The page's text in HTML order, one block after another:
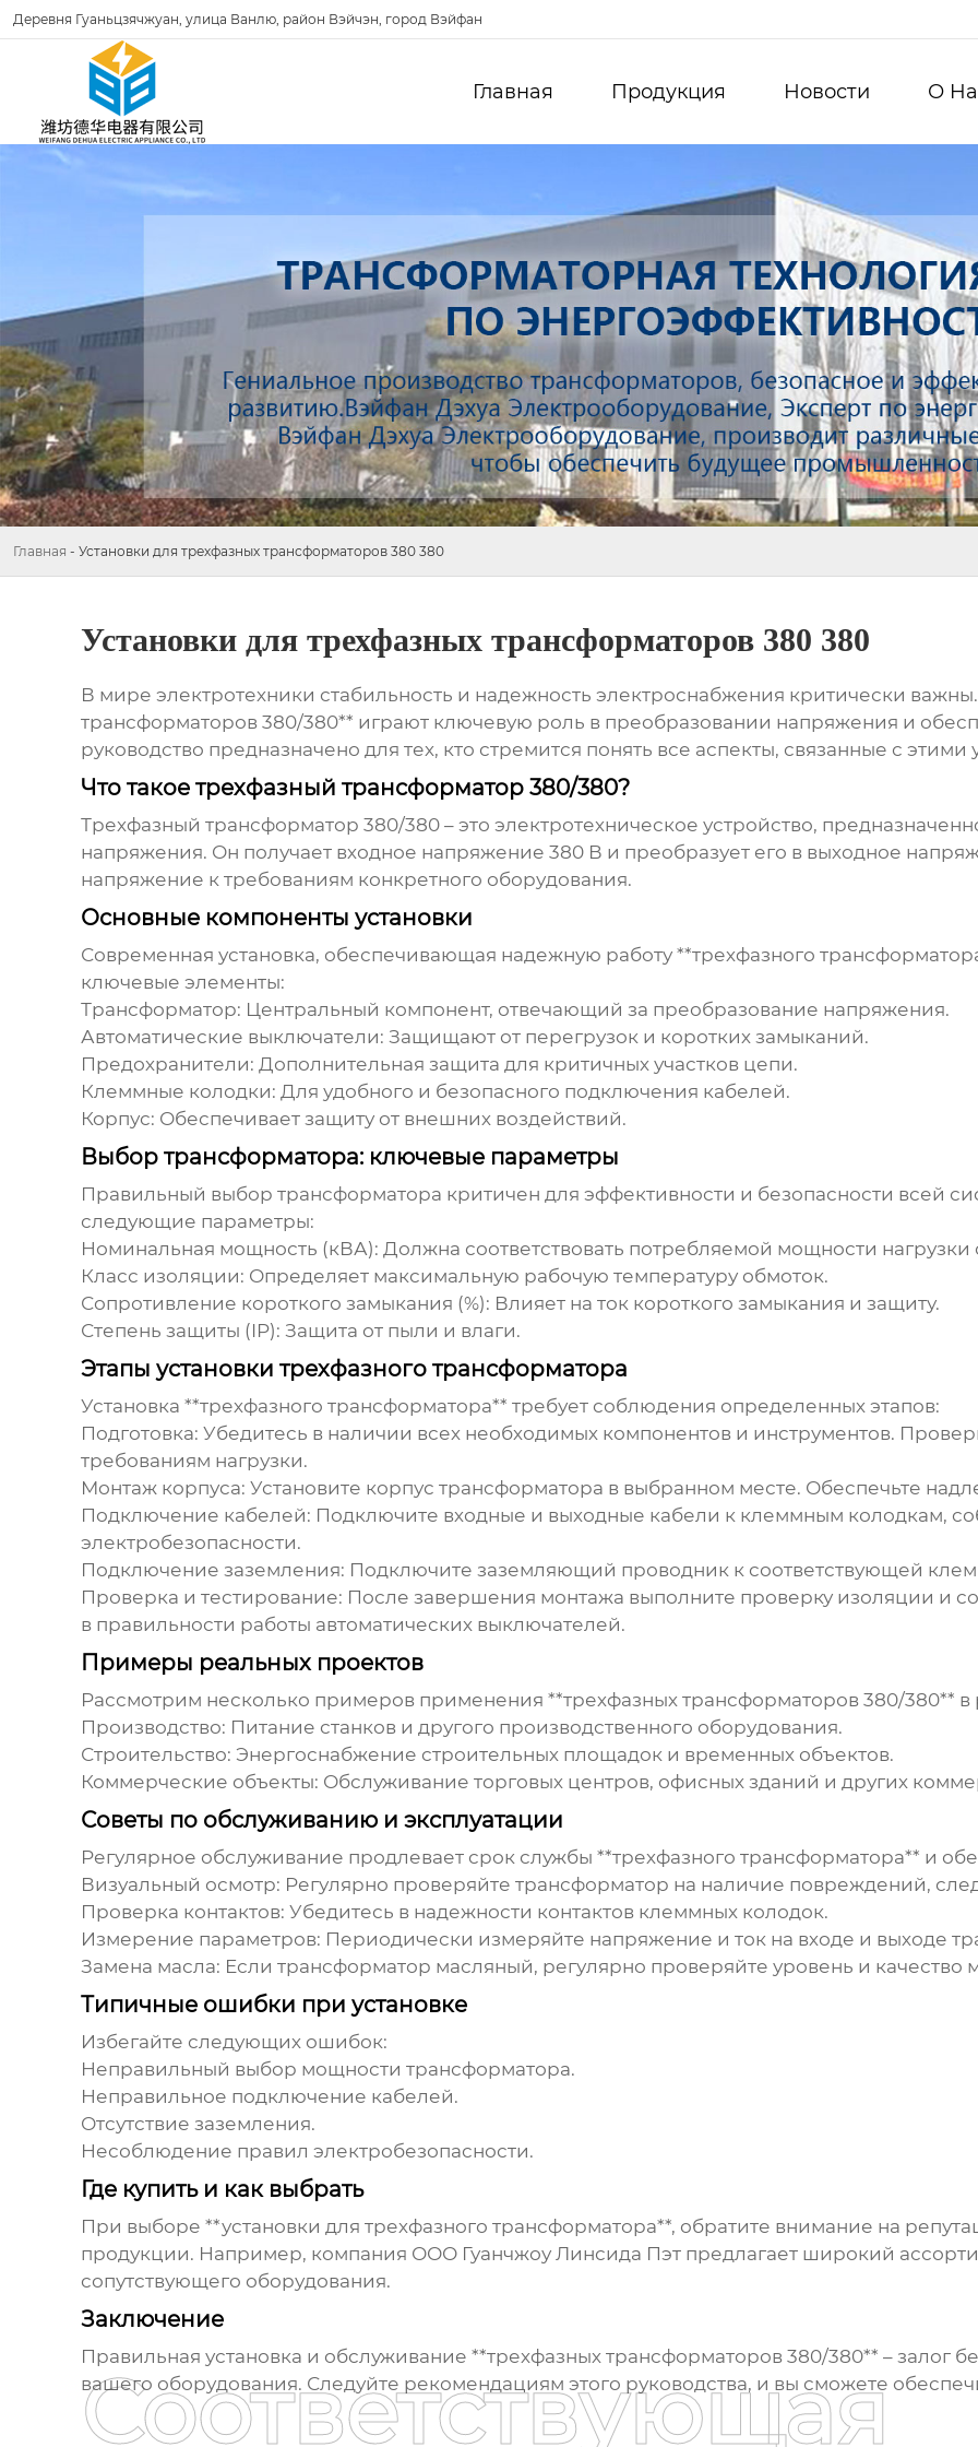
Деревня Гуаньцзячжуан, улица Ванлю, район Вэйчэн, город Вэйфан
Главная Продукция Новости О
Главная - Установки для трехфазных трансформаторов 380 380
Установки для трехфазных трансформаторов 380 380
В мире электротехники стабильность и надежность электроснабжения критически
трансформаторов 380/380** играют ключевую роль в преобразовании напряжения и
руководство предназначено для тех, кто стремится понять все аспекты, связанные с этими
Что такое трехфазный трансформатор 380/380?
Трехфазный трансформатор 380/380 – это электротехническое устройство,
напряжения. Он получает входное напряжение 380 В и преобразует его в выходное
напряжение к требованиям конкретного оборудования.
Основные компоненты установки
Современная установка, обеспечивающая надежную работу **трехфазного
ключевые элементы:
Трансформатор: Центральный компонент, отвечающий за преобразование напряжения.
Автоматические выключатели: Защищают от перегрузок и коротких замыканий.
Предохранители: Дополнительная защита для критичных участков цепи.
Клеммные колодки: Для удобного и безопасного подключения кабелей.
Корпус: Обеспечивает защиту от внешних воздействий.
Выбор трансформатора: ключевые параметры
Правильный выбор трансформатора критичен для эффективности и безопасности всей
следующие параметры:
Номинальная мощность (кВА): Должна соответствовать потребляемой мощности нагрузки
Класс изоляции: Определяет максимальную рабочую температуру обмоток.
Сопротивление короткого замыкания (%): Влияет на ток короткого замыкания и защиту.
Степень защиты (IP): Защита от пыли и влаги.
Этапы установки трехфазного трансформатора
Установка **трехфазного трансформатора** требует соблюдения определенных этапов:
Подготовка: Убедитесь в наличии всех необходимых компонентов и инструментов.
требованиям нагрузки.
Монтаж корпуса: Установите корпус трансформатора в выбранном месте. Обеспечьте
Подключение кабелей: Подключите входные и выходные кабели к клеммным колодкам,
электробезопасности.
Подключение заземления: Подключите заземляющий проводник к соответствующей
Проверка и тестирование: После завершения монтажа выполните проверку изоляции и
в правильности работы автоматических выключателей.
Примеры реальных проектов
Рассмотрим несколько примеров применения **трехфазных трансформаторов 380/380** в
Производство: Питание станков и другого производственного оборудования.
Строительство: Энергоснабжение строительных площадок и временных объектов.
Коммерческие объекты: Обслуживание торговых центров, офисных зданий и других
Советы по обслуживанию и эксплуатации
Регулярное обслуживание продлевает срок службы **трехфазного трансформатора** и
Визуальный осмотр: Регулярно проверяйте трансформатор на наличие повреждений,
Проверка контактов: Убедитесь в надежности контактов клеммных колодок.
Измерение параметров: Периодически измеряйте напряжение и ток на входе и выходе
Замена масла: Если трансформатор масляный, регулярно проверяйте уровень и качество
Типичные ошибки при установке
Избегайте следующих ошибок:
Неправильный выбор мощности трансформатора.
Неправильное подключение кабелей.
Отсутствие заземления.
Несоблюдение правил электробезопасности.
Где купить и как выбрать
При выборе **установки для трехфазного трансформатора**, обратите внимание на
продукции. Например, компания ООО Гуанчжоу Линсида Пэтпредлагает широкий
сопутствующего оборудования.
Заключение
Правильная установка и обслуживание **трехфазных трансформаторов 380/380** – залог
вашего оборудования. Следуйте рекомендациям этого руководства, и вы сможете
Соответствующая